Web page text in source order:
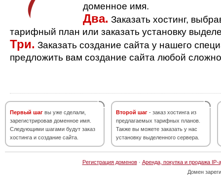
доменное имя.
Два. Заказать хостинг,
тарифный план или заказать установку
Три. Заказать создание сайта у нашего
предложить вам создание сайта любой
Первый шаг вы уже сделали,
зарегистрировав доменное имя.
Следующими шагами будут заказ
хостинга и создание сайта.
Второй шаг - заказ хостинга из
предлагаемых тарифных планов.
Также вы можете заказать у нас
установку выделенного сервера.
Регистрация доменов· Аренда, покупка и продажа IP-
Домен